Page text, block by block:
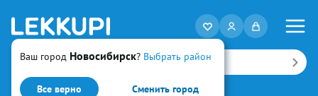
Ваш город Новосибирск? Выбрать район
Все верно Сменить город
Искать